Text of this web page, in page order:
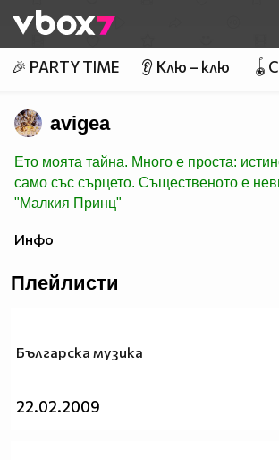
👾
🎉 PARTY TIME 👂 Клю – клю
avigea
Ето моята тайна. Много е проста:
само със сърцето. Същественото е
"Малкия Принц"
Инфо
Плейлисти
Българска музика
22.02.2009